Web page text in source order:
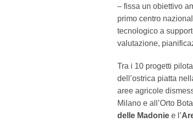
– fissa un obiettivo
primo centro
tecnologico a
valutazione,
Tra i 10 progetti
dell’ostrica piatta
aree agricole
Milano e all’Orto
delle Madonie e l’